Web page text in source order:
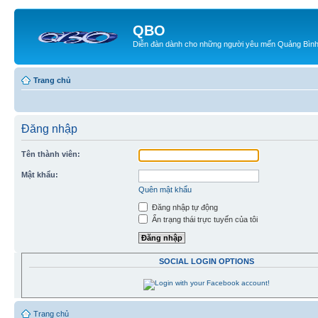
QBO
Diễn đàn dành cho những người yêu mến Quảng Bình
Trang chủ
Đăng nhập
Tên thành viên:
Mật khẩu:
Quên mật khẩu
Đăng nhập tự động
Ẩn trạng thái trực tuyến của tôi
SOCIAL LOGIN OPTIONS
Trang chủ